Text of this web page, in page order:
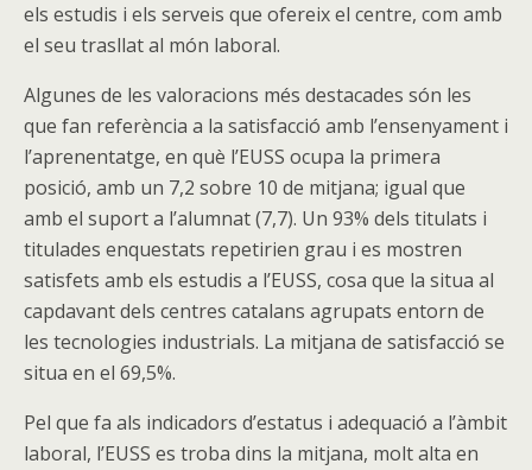
els estudis i els serveis que ofereix el centre, com amb
el seu trasllat al món laboral.
Algunes de les valoracions més destacades són les
que fan referència a la satisfacció amb l’ensenyament i
l’aprenentatge, en què l’EUSS ocupa la primera
posició, amb un 7,2 sobre 10 de mitjana; igual que
amb el suport a l’alumnat (7,7). Un 93% dels titulats i
titulades enquestats repetirien grau i es mostren
satisfets amb els estudis a l’EUSS, cosa que la situa al
capdavant dels centres catalans agrupats entorn de
les tecnologies industrials. La mitjana de satisfacció se
situa en el 69,5%.
Pel que fa als indicadors d’estatus i adequació a l’àmbit
laboral, l’EUSS es troba dins la mitjana, molt alta en